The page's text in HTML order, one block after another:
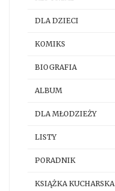
DLA DZIECI
KOMIKS
BIOGRAFIA
ALBUM
DLA MŁODZIEŻY
LISTY
PORADNIK
KSIĄŻKA KUCHARSKA